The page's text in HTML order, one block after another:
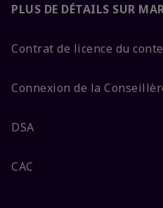
PLUS DE DÉTAILS SUR
Contrat de licence du
Connexion de la
DSA
CAC